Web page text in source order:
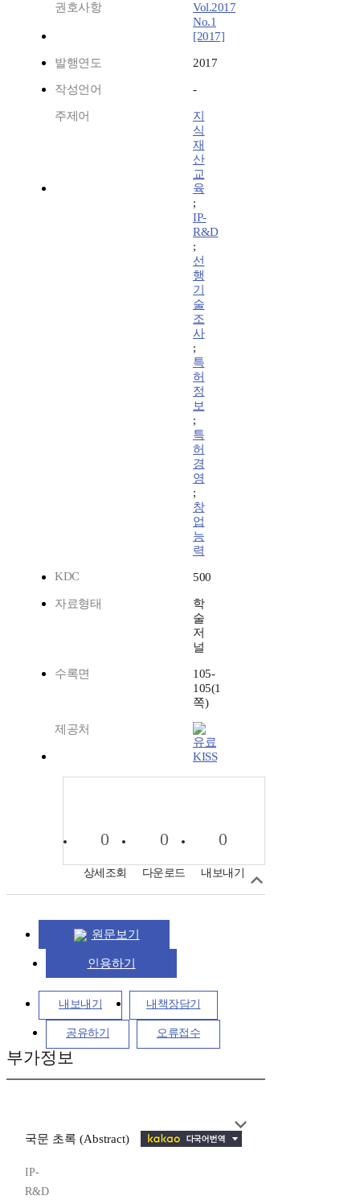
권호사항
Vol.2017
No.1
[2017]
발행연도 2017
작성언어 -
주제어
지
식
재
산
교
육
;
IP-
R&D
;
선
행
기
술
조
사
;
특
허
정
보
;
특
허
경
영
;
창
업
능
력
KDC
500
자료형태
학
술
저
널
수록면
105-
105(1
쪽)
제공처
KISS
0
상세조회
0
다운로드
0
내보내기
원문보기
인용하기
내보내기 내책장담기
공유하기 오류접수
부가정보
국문 초록 (Abstract)
IP-
R&D